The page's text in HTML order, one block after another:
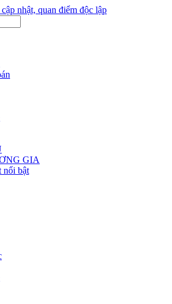
nhật, quan điểm độc lập
GIA
nổi bật